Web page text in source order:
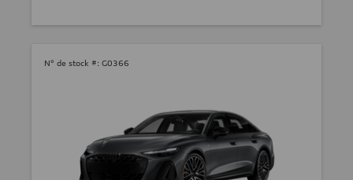
N° de stock #: G0366